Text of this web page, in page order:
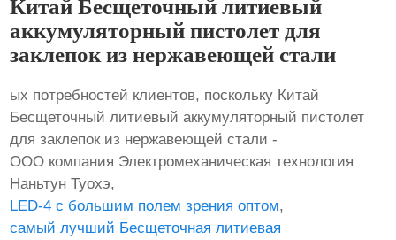
Китай Бесщеточный литиевый
аккумуляторный пистолет для
заклепок из нержавеющей стали
ых потребностей клиентов, поскольку Китай
Бесщеточный литиевый аккумуляторный пистолет
для заклепок из нержавеющей стали -
ООО компания Электромеханическая технология
Наньтун Туохэ,
LED-4 с большим полем зрения оптом,
самый лучший Бесщеточная литиевая